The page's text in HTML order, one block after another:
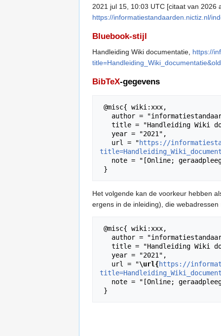
2021 jul 15, 10:03 UTC [citaat van 2026
https://informatiestandaarden.nictiz.nl/
Bluebook-stijl
Handleiding Wiki documentatie, https://
BibTeX-gegevens
   url = "
https://
Het volgende kan de voorkeur hebben
ergens in de inleiding), die
   url = "
\url{https://